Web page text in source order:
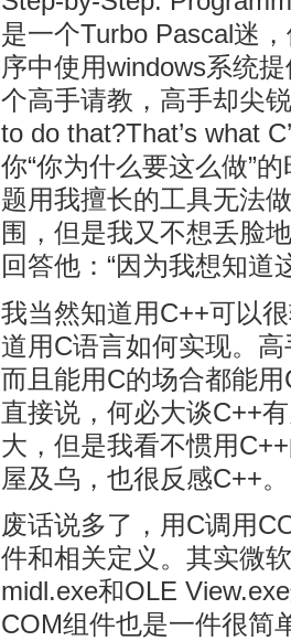
是一个Turbo Pascal迷
序中使用windows系统
个高手请教，高手却尖
to do that?That’s what
你“你为什么要这么做”
题用我擅长的工具无法
围，但是我又不想丢脸
回答他：“因为我想知道
我当然知道用C++可以
道用C语言如何实现。
而且能用C的场合都能
直接说，何必大谈C++
大，但是我看不惯用
屋及乌，也很反感C++。
废话说多了，用C调用
件和相关定义。其实微
midl.exe和OLE
COM组件也是一件很简